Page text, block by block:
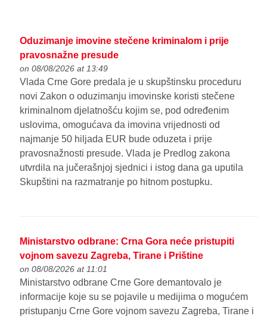
Oduzimanje imovine stečene kriminalom i prije
pravosnažne presude
on 08/08/2026 at 13:49
Vlada Crne Gore predala je u skupštinsku proceduru
novi Zakon o oduzimanju imovinske koristi stečene
kriminalnom djelatnošću kojim se, pod određenim
uslovima, omogućava da imovina vrijednosti od
najmanje 50 hiljada EUR bude oduzeta i prije
pravosnažnosti presude. Vlada je Predlog zakona
utvrdila na jučerašnjoj sjednici i istog dana ga uputila
Skupštini na razmatranje po hitnom postupku.
Ministarstvo odbrane: Crna Gora neće pristupiti
vojnom savezu Zagreba, Tirane i Prištine
on 08/08/2026 at 11:01
Ministarstvo odbrane Crne Gore demantovalo je
informacije koje su se pojavile u medijima o mogućem
pristupanju Crne Gore vojnom savezu Zagreba, Tirane i